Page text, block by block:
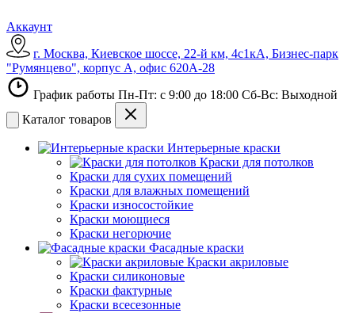
Аккаунт
г. Москва, Киевское шоссе, 22-й км, 4с1кА, Бизнес-парк
"Румянцево", корпус А, офис 620А-28
График работы Пн-Пт: с 9:00 до 18:00 Сб-Вс: Выходной
Каталог товаров
Интерьерные краски
Краски для потолков
Краски для сухих помещений
Краски для влажных помещений
Краски износостойкие
Краски моющиеся
Краски негорючие
Фасадные краски
Краски акриловые
Краски силиконовые
Краски фактурные
Краски всесезонные